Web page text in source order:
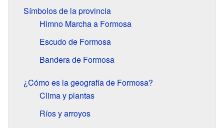
Símbolos de la provincia
Himno Marcha a Formosa
Escudo de Formosa
Bandera de Formosa
¿Cómo es la geografía de Formosa?
Clima y plantas
Ríos y arroyos